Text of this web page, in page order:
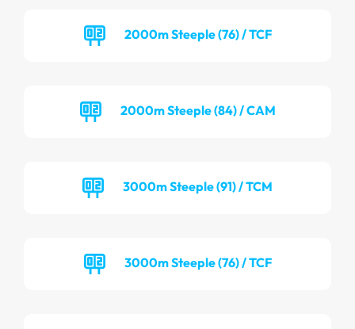
2000m Steeple (76) / TCF
2000m Steeple (84) / CAM
3000m Steeple (91) / TCM
3000m Steeple (76) / TCF